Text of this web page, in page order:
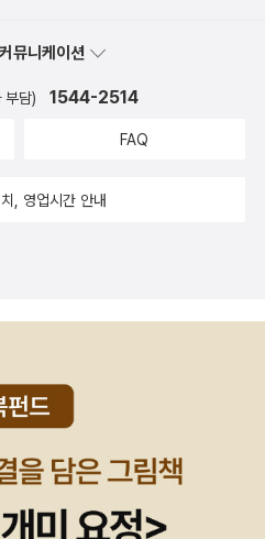
뮤니케이션
부담) 1544-2514
FAQ
, 영업시간 안내